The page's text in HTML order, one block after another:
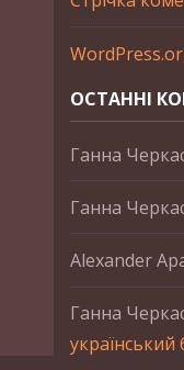
ОСТАННІ
Ганна
Ганна
Alexander
Ганна